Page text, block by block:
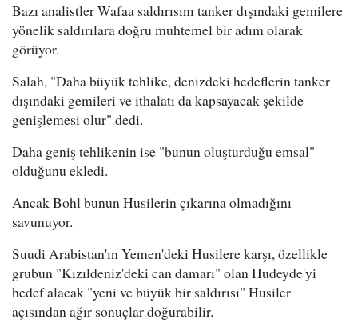
Bazı analistler Wafaa saldırısını tanker dışındaki gemilere
yönelik saldırılara doğru muhtemel bir adım olarak
görüyor.
Salah, "Daha büyük tehlike, denizdeki hedeflerin tanker
dışındaki gemileri ve ithalatı da kapsayacak şekilde
genişlemesi olur" dedi.
Daha geniş tehlikenin ise "bunun oluşturduğu emsal"
olduğunu ekledi.
Ancak Bohl bunun Husilerin çıkarına olmadığını
savunuyor.
Suudi Arabistan'ın Yemen'deki Husilere karşı, özellikle
grubun "Kızıldeniz'deki can damarı" olan Hudeyde'yi
hedef alacak "yeni ve büyük bir saldırısı" Husiler
açısından ağır sonuçlar doğurabilir.